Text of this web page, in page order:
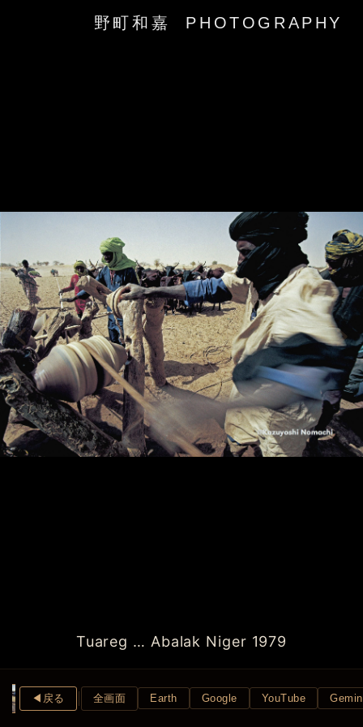
野町和嘉 PHOTOGRAPHY
‹
Tuareg … Abalak Niger 1979
›
◀︎戻る 全画面 Earth Google YouTube